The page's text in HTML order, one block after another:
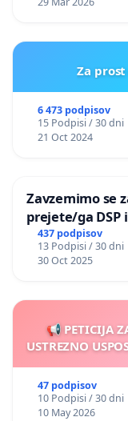
Za
6 473 podpisov
15 Podpisi / 30 dni
21 Oct 2024
Zavzemimo se
prejete/ga DSP
437 podpisov
13 Podpisi / 30 dni
30 Oct 2025
📢 PETICIJA
USTREZNO
47 podpisov
10 Podpisi / 30 dni
10 May 2026